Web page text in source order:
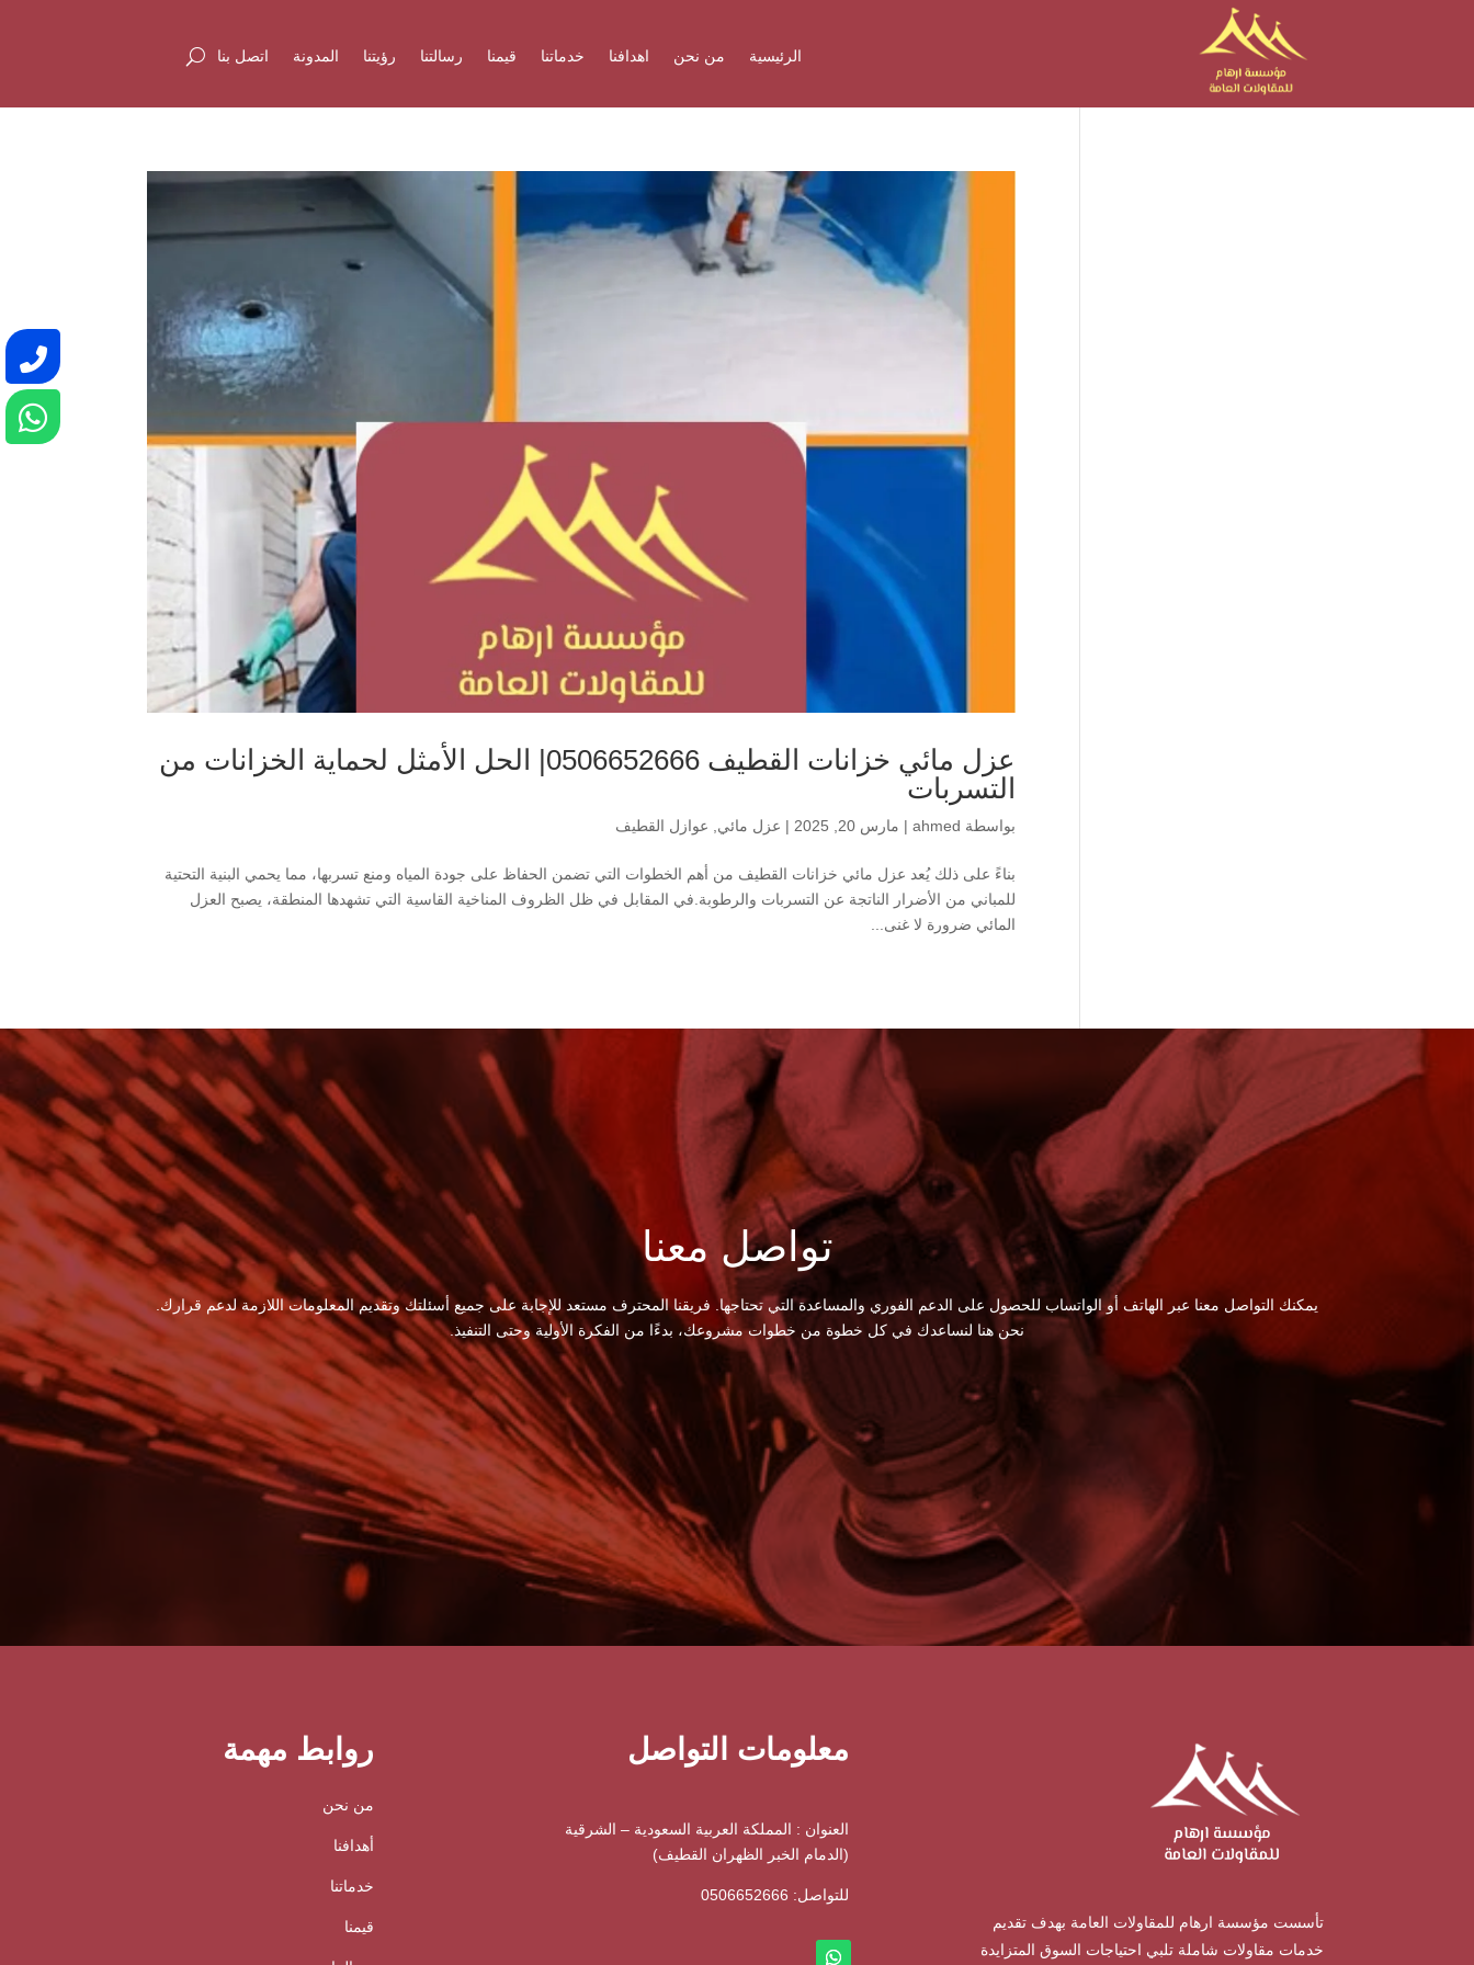
الرئيسية من نحن اهدافنا خدماتنا قيمنا رسالتنا رؤيتنا المدونة اتصل بنا
عزل مائي خزانات القطيف 0506652666| الحل الأمثل لحماية الخزانات من
التسربات
بواسطة ahmed
| مارس 20, 2025 | عزل مائي, عوازل القطيف
بناءً على ذلك يُعد عزل مائي خزانات القطيف من أهم الخطوات التي تضمن الحفاظ على جودة المياه ومنع تسربها، مما يحمي البنية التحتية
للمباني من الأضرار الناتجة عن التسربات والرطوبة.في المقابل في ظل الظروف المناخية القاسية التي تشهدها المنطقة، يصبح العزل
المائي ضرورة لا غنى...
تواصل معنا
يمكنك التواصل معنا عبر الهاتف أو الواتساب للحصول على الدعم الفوري والمساعدة التي تحتاجها. فريقنا المحترف مستعد للإجابة على جميع أسئلتك وتقديم المعلومات اللازمة لدعم قرارك.
نحن هنا لنساعدك في كل خطوة من خطوات مشروعك، بدءًا من الفكرة الأولية وحتى التنفيذ.
روابط مهمة
من نحن
أهدافنا
خدماتنا
قيمنا
معلومات التواصل
العنوان : المملكة العربية السعودية – الشرقية
(الدمام الخبر الظهران القطيف)
للتواصل: ⁦ 0506652666
تأسست مؤسسة ارهام للمقاولات العامة بهدف تقديم
خدمات مقاولات شاملة تلبي احتياجات السوق المتزايدة